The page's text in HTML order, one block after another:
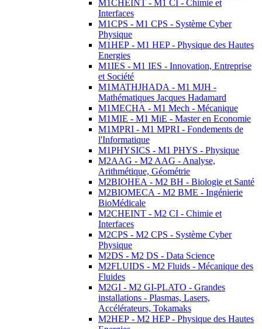
M1CHEINT - M1 CI - Chimie et
Interfaces
M1CPS - M1 CPS - Système Cyber
Physique
M1HEP - M1 HEP - Physique des Hautes
Energies
M1IES - M1 IES - Innovation, Entreprise
et Société
M1MATHJHADA - M1 MJH -
Mathématiques Jacques Hadamard
M1MECHA - M1 Mech - Mécanique
M1MIE - M1 MiE - Master en Economie
M1MPRI - M1 MPRI - Fondements de
l'Informatique
M1PHYSICS - M1 PHYS - Physique
M2AAG - M2 AAG - Analyse,
Arithmétique, Géométrie
M2BIOHEA - M2 BH - Biologie et Santé
M2BIOMECA - M2 BME - Ingénierie
BioMédicale
M2CHEINT - M2 CI - Chimie et
Interfaces
M2CPS - M2 CPS - Système Cyber
Physique
M2DS - M2 DS - Data Science
M2FLUIDS - M2 Fluids - Mécanique des
Fluides
M2GI - M2 GI-PLATO - Grandes
installations - Plasmas, Lasers,
Accélérateurs, Tokamaks
M2HEP - M2 HEP - Physique des Hautes